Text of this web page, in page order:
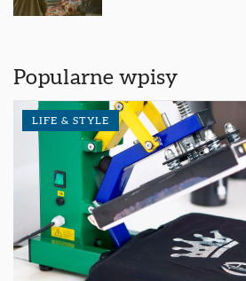
Popularne wpisy
LIFE & STYLE